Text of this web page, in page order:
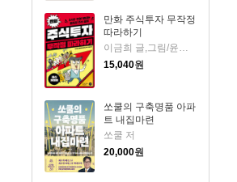
만화 주식투자 무작정
따라하기
이금희 글,그림/윤재수 원작
15,040원
쏘쿨의 구축명품 아파
트 내집마련
쏘쿨 저
20,000원